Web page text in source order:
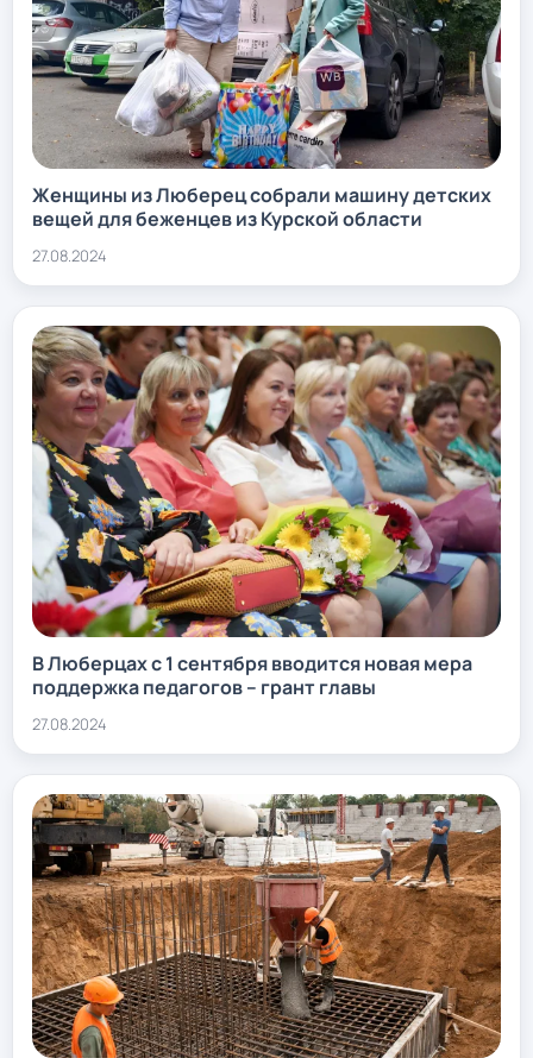
Женщины из Люберец собрали машину детских
вещей для беженцев из Курской области
27.08.2024
В Люберцах с 1 сентября вводится новая мера
поддержка педагогов – грант главы
27.08.2024